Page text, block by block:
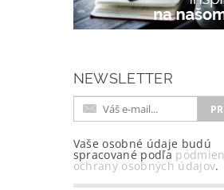
NEWSLETTER
Vaše osobné údaje budú
spracované podľa
ochrany osobných údajov.